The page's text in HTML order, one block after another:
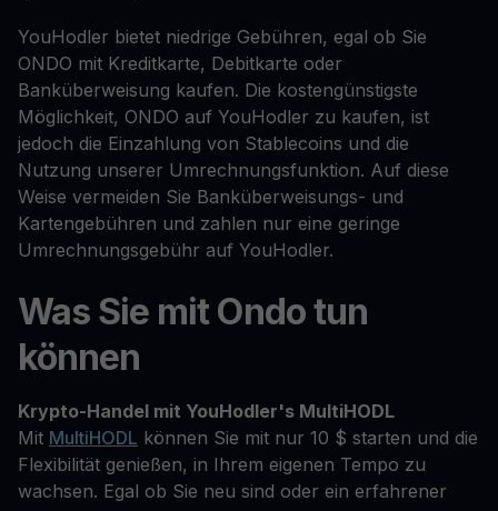
YouHodler bietet niedrige Gebühren, egal ob Sie
ONDO mit Kreditkarte, Debitkarte oder
Banküberweisung kaufen. Die kostengünstigste
Möglichkeit, ONDO auf YouHodler zu kaufen, ist
jedoch die Einzahlung von Stablecoins und die
Nutzung unserer Umrechnungsfunktion. Auf diese
Weise vermeiden Sie Banküberweisungs- und
Kartengebühren und zahlen nur eine geringe
Umrechnungsgebühr auf YouHodler.
Was Sie mit Ondo tun
können
Krypto-Handel mit YouHodler's MultiHODL
Mit MultiHODL können Sie mit nur 10 $ starten und die
Flexibilität genießen, in Ihrem eigenen Tempo zu
wachsen. Egal ob Sie neu sind oder ein erfahrener